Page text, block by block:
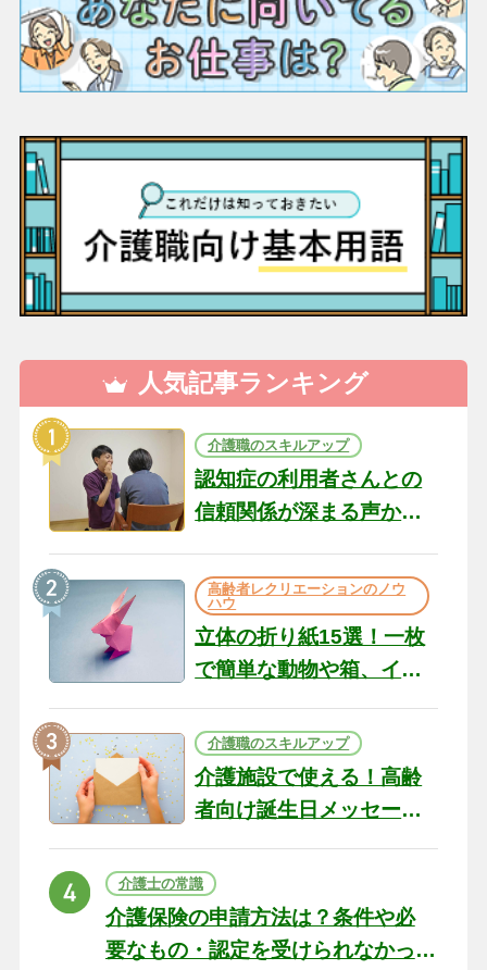
人気記事ランキング
介護職のスキルアップ
認知症の利用者さんとの
信頼関係が深まる声かけ
の現場から（22）
高齢者レクリエーションのノウ
ハウ
立体の折り紙15選！一枚
で簡単な動物や箱、イン
介護職のスキルアップ
介護施設で使える！高齢
者向け誕生日メッセージ
ト
介護士の常識
介護保険の申請方法は？条件や必
要なもの・認定を受けられなかっ